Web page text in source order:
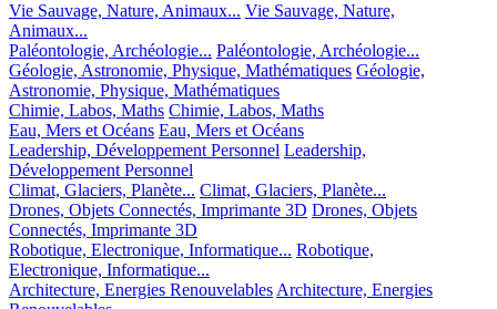
Vie Sauvage, Nature, Animaux... Vie Sauvage, Nature,
Animaux...
Paléontologie, Archéologie... Paléontologie, Archéologie...
Géologie, Astronomie, Physique, Mathématiques Géologie,
Astronomie, Physique, Mathématiques
Chimie, Labos, Maths Chimie, Labos, Maths
Eau, Mers et Océans Eau, Mers et Océans
Leadership, Développement Personnel Leadership,
Développement Personnel
Climat, Glaciers, Planète... Climat, Glaciers, Planète...
Drones, Objets Connectés, Imprimante 3D Drones, Objets
Connectés, Imprimante 3D
Robotique, Electronique, Informatique... Robotique,
Electronique, Informatique...
Architecture, Energies RenouvelablesArchitecture, Energies